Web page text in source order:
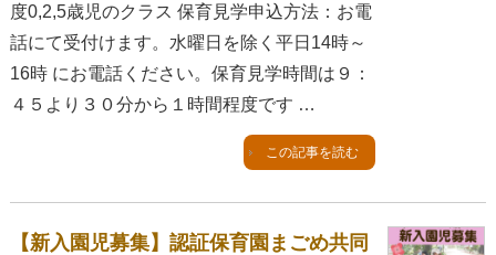
度0,2,5歳児のクラス 保育見学申込方法：お電
話にて受付けます。水曜日を除く平日14時～
16時 にお電話ください。保育見学時間は９：
４５より３０分から１時間程度です …
この記事を読む
【新入園児募集】認証保育園まごめ共同